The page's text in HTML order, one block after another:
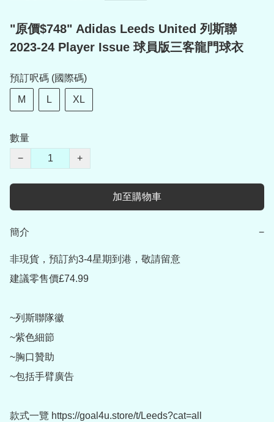
"原價$748" Adidas Leeds United 列斯聯
2023-24 Player Issue 球員版三客龍門球衣
預訂呎碼 (國際碼)
M L XL
數量
−
+
加至購物車
簡介 −
非現貨，預訂約3-4星期到港，敬請留意
建議零售價£74.99
~列斯聯隊徽
~紫色細節
~胸口贊助
~包括手臂廣告
款式一覽 https://goal4u.store/t/Leeds?cat=all